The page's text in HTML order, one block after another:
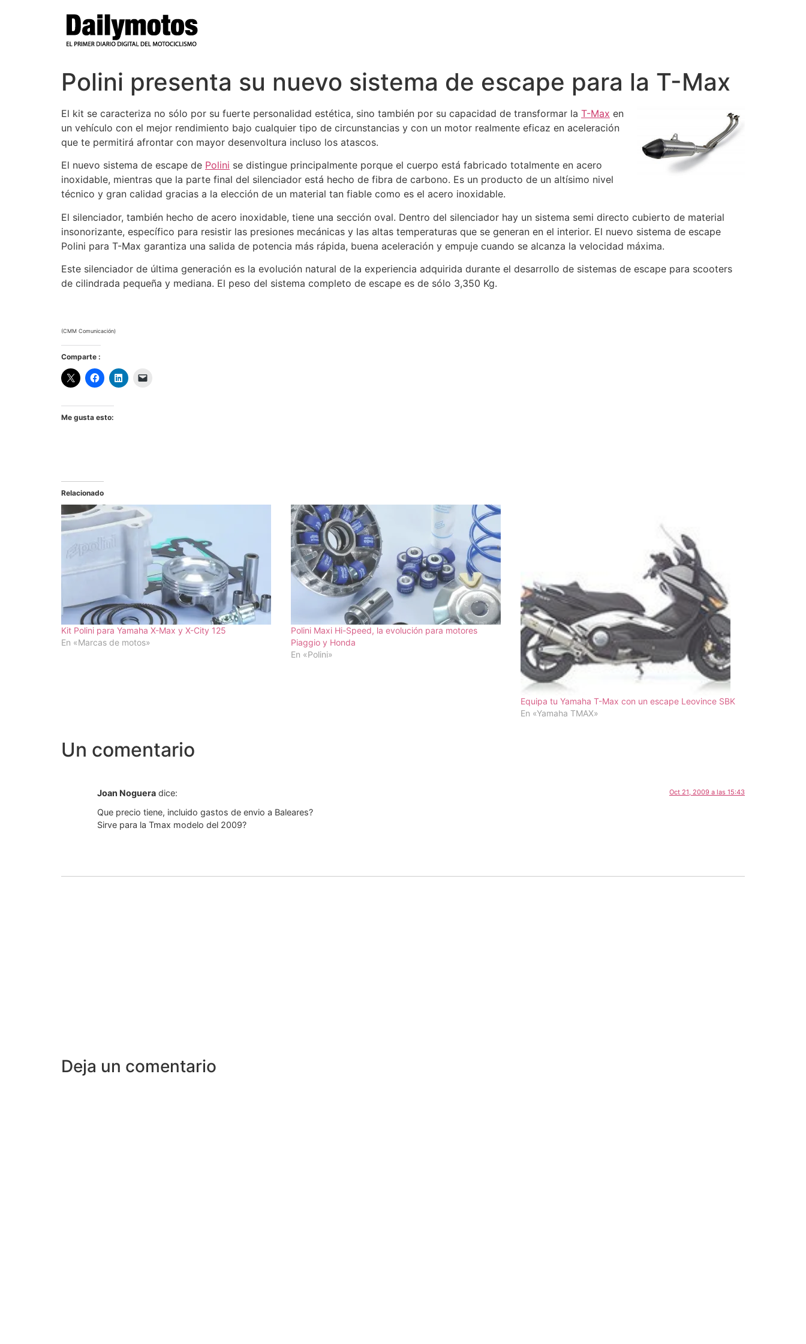
Polini presenta su nuevo sistema de escape para la T-Max
El kit se caracteriza no sólo por su fuerte personalidad estética, sino también por su capacidad de transformar la T-Max en
un vehículo con el mejor rendimiento bajo cualquier tipo de circunstancias y con un motor realmente eficaz en aceleración
que te permitirá afrontar con mayor desenvoltura incluso los atascos.
El nuevo sistema de escape de Polini se distingue principalmente porque el cuerpo está fabricado totalmente en acero
inoxidable, mientras que la parte final del silenciador está hecho de fibra de carbono. Es un producto de un altísimo nivel
técnico y gran calidad gracias a la elección de un material tan fiable como es el acero inoxidable.
El silenciador, también hecho de acero inoxidable, tiene una sección oval. Dentro del silenciador hay un sistema semi directo cubierto de material
insonorizante, específico para resistir las presiones mecánicas y las altas temperaturas que se generan en el interior. El nuevo sistema de escape
Polini para T-Max garantiza una salida de potencia más rápida, buena aceleración y empuje cuando se alcanza la velocidad máxima.
Este silenciador de última generación es la evolución natural de la experiencia adquirida durante el desarrollo de sistemas de escape para scooters
de cilindrada pequeña y mediana. El peso del sistema completo de escape es de sólo 3,350 Kg.
(CMM Comunicación)
Comparte :
Me gusta esto:
Relacionado
Kit Polini para Yamaha X-Max y X-City 125
En «Marcas de motos»
Polini Maxi Hi-Speed, la evolución para motores
Piaggio y Honda
En «Polini»
Equipa tu Yamaha T-Max con un escape Leovince SBK
En «Yamaha TMAX»
Un comentario
Joan Noguera dice: Oct 21, 2009 a las 15:43
Que precio tiene, incluido gastos de envio a Baleares?
Sirve para la Tmax modelo del 2009?
Deja un comentario